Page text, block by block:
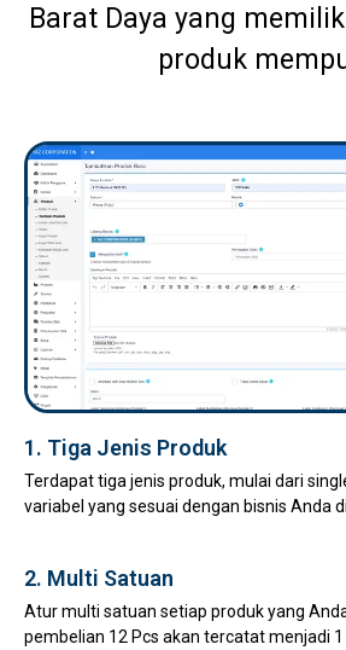
Barat Daya yang
produk
1. Tiga Jenis Produk
Terdapat tiga jenis produk, mulai dari
variabel yang sesuai dengan bisnis Anda
2. Multi Satuan
Atur multi satuan setiap produk yang
pembelian 12 Pcs akan tercatat menjadi